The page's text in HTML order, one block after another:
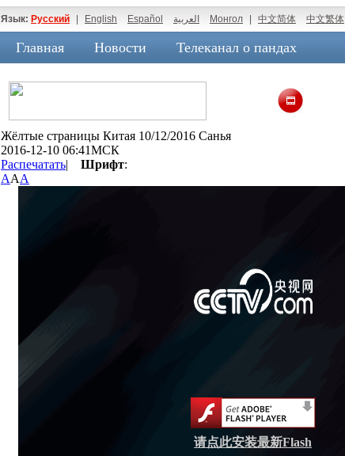
Язык: Русский English Español العربية Монгол 中文简体 中文繁体
Главная Новости Телеканал о пандах
Жёлтые страницы Китая 10/12/2016 Санья
2016-12-10 06:41МСК
Распечатать| Шрифт:
AAA
请点此安装最新Flash